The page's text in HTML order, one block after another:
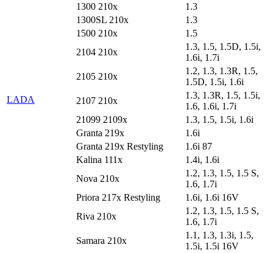
LADA
1300 210x
1.3
1300SL 210x
1.3
1500 210x
1.5
2104 210x
1.3, 1.5, 1.5D, 1.5i,
1.6i, 1.7i
2105 210x
1.2, 1.3, 1.3R, 1.5,
1.5D, 1.5i, 1.6i
2107 210x
1.3, 1.3R, 1.5, 1.5i,
1.6, 1.6i, 1.7i
21099 2109x
1.3, 1.5, 1.5i, 1.6i
Granta 219x
1.6i
Granta 219x Restyling
1.6i 87
Kalina 111x
1.4i, 1.6i
Nova 210x
1.2, 1.3, 1.5, 1.5 S,
1.6, 1.7i
Priora 217x Restyling
1.6i, 1.6i 16V
Riva 210x
1.2, 1.3, 1.5, 1.5 S,
1.6, 1.7i
Samara 210x
1.1, 1.3, 1.3i, 1.5,
1.5i, 1.5i 16V